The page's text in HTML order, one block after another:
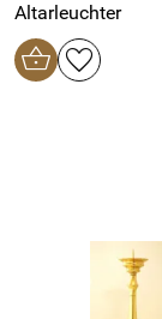
Altarleuchter